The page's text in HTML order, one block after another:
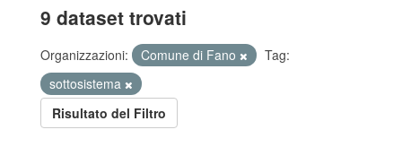
9 dataset trovati
Organizzazioni: Comune di Fano
Tag:
sottosistema
Risultato del Filtro